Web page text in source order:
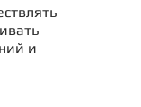
и